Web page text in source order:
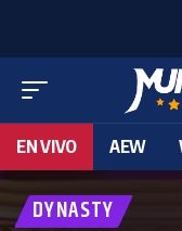
EN VIVO AEW
DYNASTY